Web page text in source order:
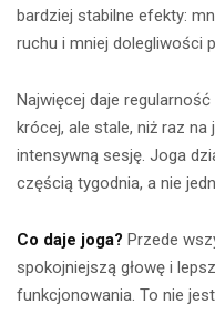
bardziej stabilne efekty:
ruchu i mniej dolegliwości
Najwięcej daje
krócej, ale stale, niż raz
intensywną sesję. Joga
częścią tygodnia, a nie
Co daje joga? Przede
spokojniejszą głowę i
funkcjonowania. To nie